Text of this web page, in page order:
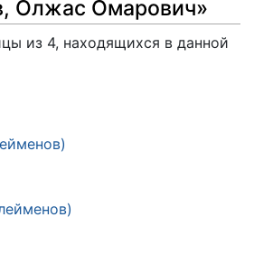
Олжас Омарович»
из 4, находящихся в данной